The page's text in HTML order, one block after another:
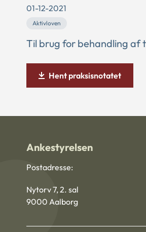
01-12-2021
Aktivloven
Til brug for behandling af
Hent praksisnotatet
Ankestyrelsen
Postadresse:
Nytorv 7, 2. sal
9000 Aalborg